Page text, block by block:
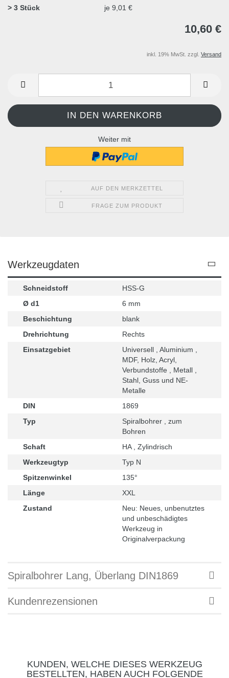
> 3 Stück
je 9,01 €
10,60 €
inkl. 19% MwSt. zzgl. Versand
Weiter mit
AUF DEN MERKZETTEL
FRAGE ZUM PRODUKT
Werkzeugdaten
Schneidstoff
HSS-G
Ø d1
6 mm
Beschichtung
blank
Drehrichtung
Rechts
Einsatzgebiet
Universell , Aluminium ,
MDF, Holz, Acryl,
Verbundstoffe , Metall ,
Stahl, Guss und NE-
Metalle
DIN
1869
Typ
Spiralbohrer , zum
Bohren
Schaft
HA , Zylindrisch
Werkzeugtyp
Typ N
Spitzenwinkel
135°
Länge
XXL
Zustand
Neu: Neues, unbenutztes
und unbeschädigtes
Werkzeug in
Originalverpackung
Spiralbohrer Lang, Überlang DIN1869
Kundenrezensionen
KUNDEN, WELCHE DIESES WERKZEUG
BESTELLTEN, HABEN AUCH FOLGENDE